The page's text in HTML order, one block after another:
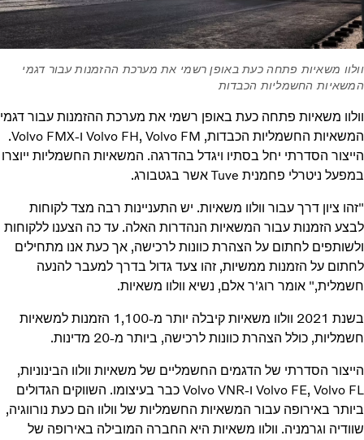
וולוו משאיות פתחה כעת באופן רשמי את מערכת ההזמנות עבור דגמי
המשאיות החשמליות הכבדות
וולוו משאיות פתחה כעת באופן רשמי את מערכת ההזמנות עבור דגמי
המשאיות החשמליות הכבדות, Volvo FH, Volvo FM ו-Volvo FMX.
הייצור הסדרתי יחל בסתיו ויגדל בהדרגה. המשאיות החשמליות ייוצרו
במפעל ניטרלי פחמנית Tuve אשר בגטבורג.
"זהו ציון דרך עבור וולוו משאיות. יש התעניינות רבה מצד לקוחות
לבצע הזמנות עבור המשאיות הנהדרות האלה. עד כה הצענו ללקוחות
ולשותפים לחתום על הצהרת כוונות לרכישה, אך כעת אנו מתחילים
לחתום על הזמנות ממשיות, זהו צעד גדול בדרך למעבר להנעה
חשמלית," אומר רוג'ר אלם, נשיא וולוו משאיות.
בשנת 2021 וולוו משאיות קיבלה יותר מ-1,100 הזמנות למשאיות
חשמליות, כולל הצהרת כוונות לרכישה, ביותר מ-20 מדינות.
הייצור הסדרתי של הדגמים החשמליים של משאיות וולוו הבינוניות,
Volvo FE, Volvo FL ו-Volvo VNR כבר בעיצומו. השווקים הגדולים
ביותר באירופה עבור המשאיות החשמליות של וולוו הם כעת נורווגיה,
שוודיה וגרמניה. וולוו משאיות היא החברה המובילה באירופה של